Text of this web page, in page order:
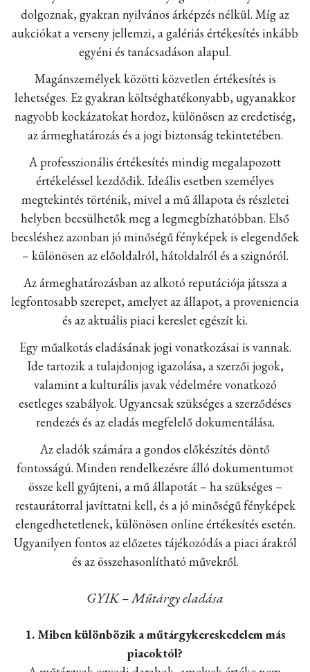
dolgoznak, gyakran nyilvános árképzés nélkül. Míg az
aukciókat a verseny jellemzi, a galériás értékesítés inkább
egyéni és tanácsadáson alapul.
Magánszemélyek közötti közvetlen értékesítés is
lehetséges. Ez gyakran költséghatékonyabb, ugyanakkor
nagyobb kockázatokat hordoz, különösen az eredetiség,
az ármeghatározás és a jogi biztonság tekintetében.
A professzionális értékesítés mindig megalapozott
értékeléssel kezdődik. Ideális esetben személyes
megtekintés történik, mivel a mű állapota és részletei
helyben becsülhetők meg a legmegbízhatóbban. Első
becsléshez azonban jó minőségű fényképek is elegendőek
– különösen az előoldalról, hátoldalról és a szignóról.
Az ármeghatározásban az alkotó reputációja játssza a
legfontosabb szerepet, amelyet az állapot, a proveniencia
és az aktuális piaci kereslet egészít ki.
Egy műalkotás eladásának jogi vonatkozásai is vannak.
Ide tartozik a tulajdonjog igazolása, a szerzői jogok,
valamint a kulturális javak védelmére vonatkozó
esetleges szabályok. Ugyancsak szükséges a szerződéses
rendezés és az eladás megfelelő dokumentálása.
Az eladók számára a gondos előkészítés döntő
fontosságú. Minden rendelkezésre álló dokumentumot
össze kell gyűjteni, a mű állapotát – ha szükséges –
restaurátorral javíttatni kell, és a jó minőségű fényképek
elengedhetetlenek, különösen online értékesítés esetén.
Ugyanilyen fontos az előzetes tájékozódás a piaci árakról
és az összehasonlítható művekről.
GYIK – Műtárgy eladása
1. Miben különbözik a műtárgykereskedelem más
piacoktól?